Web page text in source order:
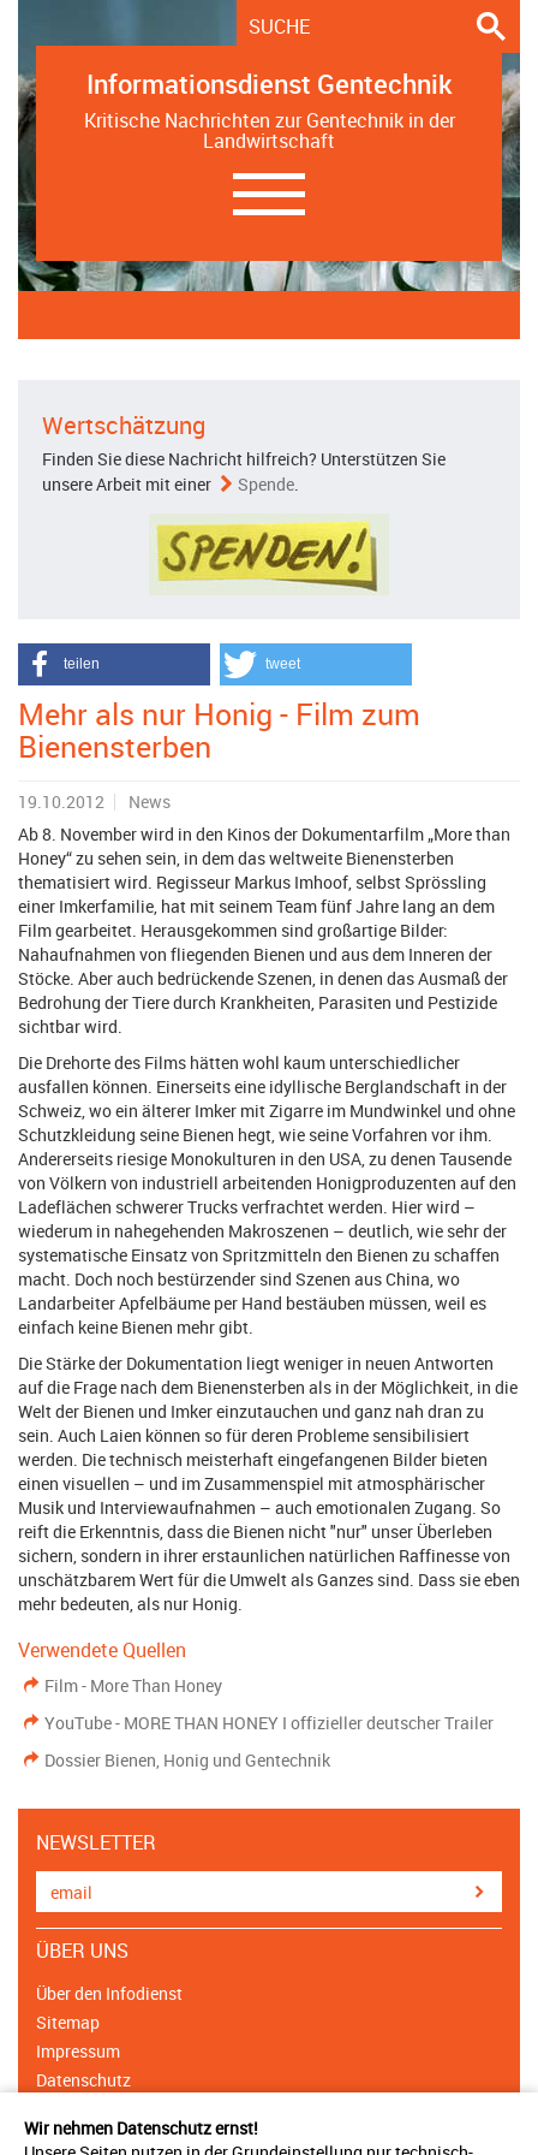
Wir nehmen Datenschutz ernst!
Informationsdienst Gentechnik
Kritische Nachrichten zur Gentechnik in der
Landwirtschaft
Navigation
ein-/ausblenden
Wertschätzung
Finden Sie diese Nachricht hilfreich? Unterstützen Sie
unsere Arbeit mit einer
Spende.
teilen tweet
Mehr als nur Honig - Film zum
Bienensterben
19.10.2012
News
Ab 8. November wird in den Kinos der Dokumentarfilm „More than
Honey“ zu sehen sein, in dem das weltweite Bienensterben
thematisiert wird. Regisseur Markus Imhoof, selbst Sprössling
einer Imkerfamilie, hat mit seinem Team fünf Jahre lang an dem
Film gearbeitet. Herausgekommen sind großartige Bilder:
Nahaufnahmen von fliegenden Bienen und aus dem Inneren der
Stöcke. Aber auch bedrückende Szenen, in denen das Ausmaß der
Bedrohung der Tiere durch Krankheiten, Parasiten und Pestizide
sichtbar wird.
Die Drehorte des Films hätten wohl kaum unterschiedlicher
ausfallen können. Einerseits eine idyllische Berglandschaft in der
Schweiz, wo ein älterer Imker mit Zigarre im Mundwinkel und ohne
Schutzkleidung seine Bienen hegt, wie seine Vorfahren vor ihm.
Andererseits riesige Monokulturen in den USA, zu denen Tausende
von Völkern von industriell arbeitenden Honigproduzenten auf den
Ladeflächen schwerer Trucks verfrachtet werden. Hier wird –
wiederum in nahegehenden Makroszenen – deutlich, wie sehr der
systematische Einsatz von Spritzmitteln den Bienen zu schaffen
macht. Doch noch bestürzender sind Szenen aus China, wo
Landarbeiter Apfelbäume per Hand bestäuben müssen, weil es
einfach keine Bienen mehr gibt.
Die Stärke der Dokumentation liegt weniger in neuen Antworten
auf die Frage nach dem Bienensterben als in der Möglichkeit, in die
Welt der Bienen und Imker einzutauchen und ganz nah dran zu
sein. Auch Laien können so für deren Probleme sensibilisiert
werden. Die technisch meisterhaft eingefangenen Bilder bieten
einen visuellen – und im Zusammenspiel mit atmosphärischer
Musik und Interviewaufnahmen – auch emotionalen Zugang. So
reift die Erkenntnis, dass die Bienen nicht "nur" unser Überleben
sichern, sondern in ihrer erstaunlichen natürlichen Raffinesse von
unschätzbarem Wert für die Umwelt als Ganzes sind. Dass sie eben
mehr bedeuten, als nur Honig.
Verwendete Quellen
Film - More Than Honey
YouTube - MORE THAN HONEY I offizieller deutscher Trailer
Dossier Bienen, Honig und Gentechnik
NEWSLETTER
ÜBER UNS
Über den Infodienst
Sitemap
Impressum
Datenschutz